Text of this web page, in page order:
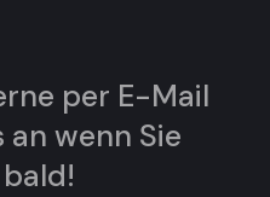
per E-Mail
an wenn Sie